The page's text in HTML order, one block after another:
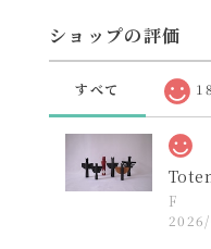
ショップの評価
すべて
F